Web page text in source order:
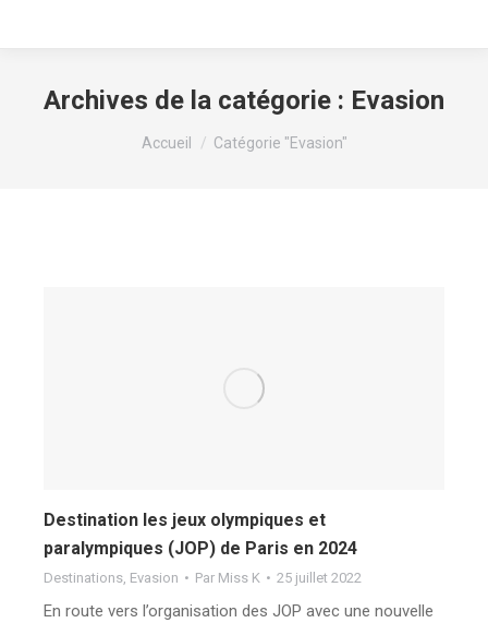
Archives de la catégorie : Evasion
Vous êtes ici :
Accueil Catégorie "Evasion"
Destination les jeux olympiques et
paralympiques (JOP) de Paris en 2024
Destinations, Evasion Par Miss K 25 juillet 2022
En route vers l’organisation des JOP avec une nouvelle